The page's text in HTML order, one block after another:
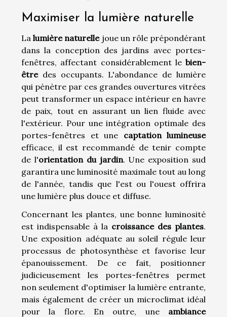
Maximiser la lumière naturelle
Lalumière naturellejoue un rôle prépondérant
dans la conception des jardins avec portes-
fenêtres, affectant considérablement le bien-
êtredes occupants. L'abondance de lumière
qui pénètre par ces grandes ouvertures vitrées
peut transformer un espace intérieur en havre
de paix, tout en assurant un lien fluide avec
l'extérieur. Pour une intégration optimale des
portes-fenêtres et une captation lumineuse
efficace, il est recommandé de tenir compte
de l'orientation du jardin. Une exposition sud
garantira une luminosité maximale tout au long
de l'année, tandis que l'est ou l'ouest offrira
une lumière plus douce et diffuse.
Concernant les plantes, une bonne luminosité
est indispensable à la croissance des plantes.
Une exposition adéquate au soleil régule leur
processus de photosynthèse et favorise leur
épanouissement. De ce fait, positionner
judicieusement les portes-fenêtres permet
non seulement d'optimiser la lumière entrante,
mais également de créer un microclimat idéal
pour la flore. En outre, une ambiance